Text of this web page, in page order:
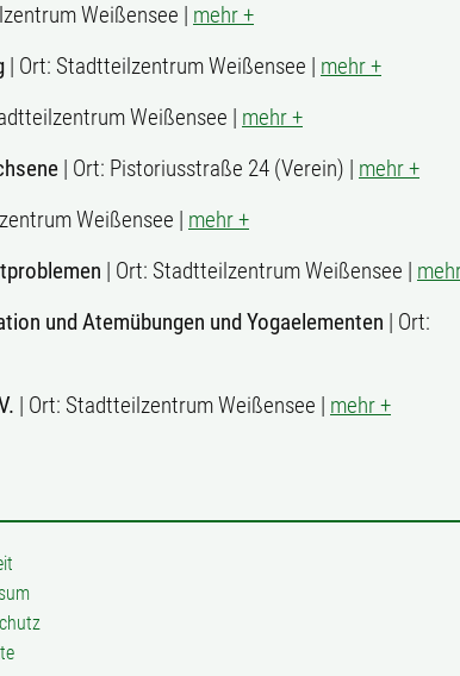
Weißensee | mehr +
| Ort: Stadtteilzentrum Weißensee | mehr +
Weißensee | mehr +
| Ort: Pistoriusstraße 24 (Verein) | mehr +
Weißensee | mehr +
| Ort: Stadtteilzentrum Weißensee |
und Atemübungen und Yogaelementen | Ort:
| Ort: Stadtteilzentrum Weißensee | mehr +